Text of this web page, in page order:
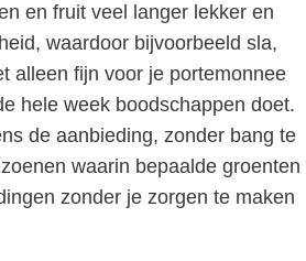
en fruit veel langer lekker en
waardoor bijvoorbeeld sla,
alleen fijn voor je portemonnee
hele week boodschappen doet.
de aanbieding, zonder bang te
waarin bepaalde groenten
zonder je zorgen te maken